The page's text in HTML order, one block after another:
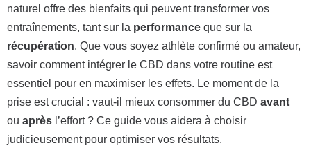
naturel offre des bienfaits qui peuvent transformer vos
entraînements, tant sur la performance que sur la
récupération. Que vous soyez athlète confirmé ou amateur,
savoir comment intégrer le CBD dans votre routine est
essentiel pour en maximiser les effets. Le moment de la
prise est crucial : vaut-il mieux consommer du CBD avant
ou après l’effort ? Ce guide vous aidera à choisir
judicieusement pour optimiser vos résultats.